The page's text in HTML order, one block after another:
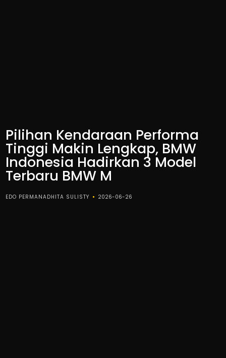
Pilihan Kendaraan Performa
Tinggi Makin Lengkap, BMW
Indonesia Hadirkan 3 Model
Terbaru BMW M
EDO PERMANADHITA SULISTY 2026-06-26